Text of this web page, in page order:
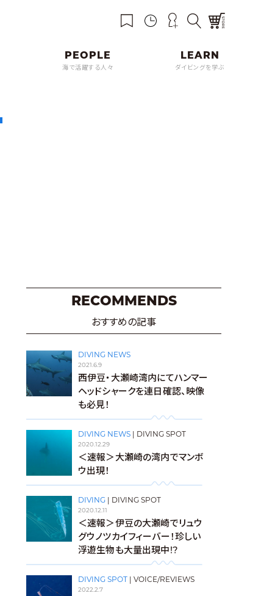
海で活躍する人々 ダイビングを学ぶ
RECOMMENDS
おすすめの記事
DIVING NEWS
2021.6.9
西伊豆・大瀬崎湾内にてハンマー
ヘッドシャークを連日確認、映像
も必見！
DIVING NEWS | DIVING SPOT
2020.12.29
＜速報＞大瀬崎の湾内でマンボ
ウ出現！
DIVING | DIVING SPOT
2020.12.11
＜速報＞伊豆の大瀬崎でリュウ
グウノツカイフィーバー！珍しい
浮遊生物も大量出現中!?
DIVING SPOT | VOICE/REVIEWS
2022.2.7